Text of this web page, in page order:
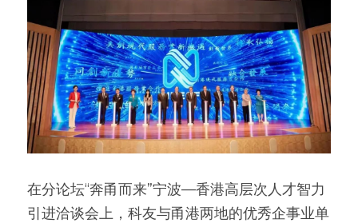
在分论坛“奔甬而来”宁波—香港高层次人才智力
引进洽谈会上，科友与甬港两地的优秀企事业单